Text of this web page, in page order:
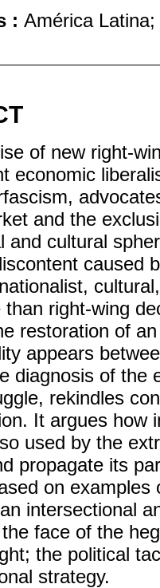
: América
of new right-
economic
and the
and cultural
caused
than right-wing
restoration of
appears
diagnosis of the
rekindles
It argues how
used by the
propagate its
on
intersectional
face of the
the political
strategy.